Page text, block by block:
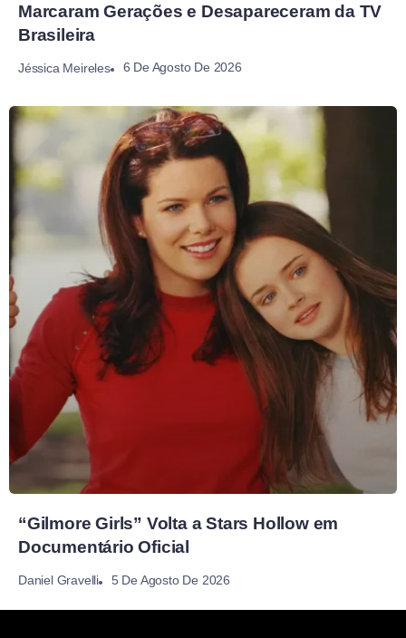
Marcaram Gerações e Desapareceram da TV
Brasileira
Jéssica Meireles 6 De Agosto De 2026
“Gilmore Girls” Volta a Stars Hollow em
Documentário Oficial
Daniel Gravelli 5 De Agosto De 2026